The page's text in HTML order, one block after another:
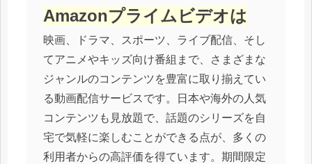
Amazonプライムビデオは
映画、ドラマ、スポーツ、ライブ配信、そし
てアニメやキッズ向け番組まで、さまざまな
ジャンルのコンテンツを豊富に取り揃えてい
る動画配信サービスです。日本や海外の人気
コンテンツも見放題で、話題のシリーズを自
宅で気軽に楽しむことができる点が、多くの
利用者からの高評価を得ています。期間限定